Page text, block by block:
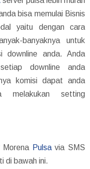
bisa memulai Bisnis
yaitu dengan cara
banyaknya untuk
downline anda. Anda
downline anda
komisi dapat anda
melakukan setting
Pulsavia SMS
di bawah ini.